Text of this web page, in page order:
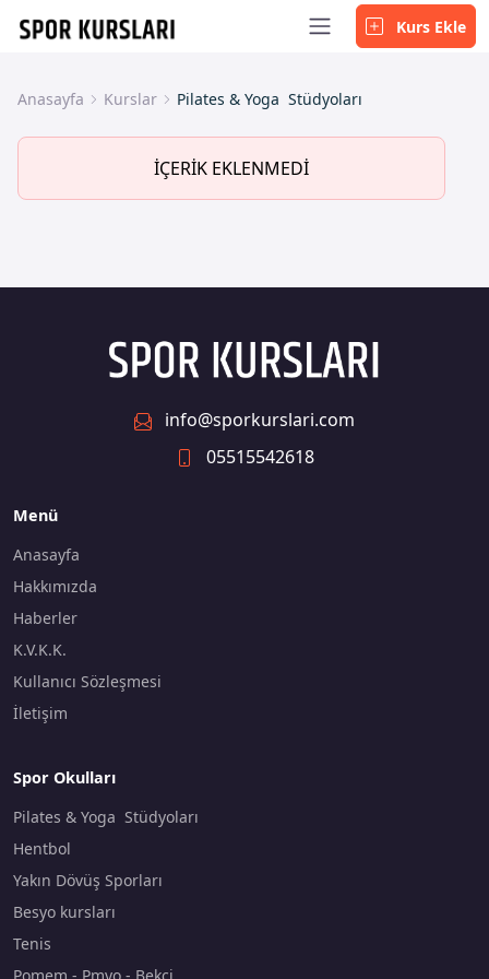
Kurs Ekle
Anasayfa Kurslar Pilates & Yoga Stüdyoları
İÇERİK EKLENMEDİ
info@sporkurslari.com
05515542618
Menü
Anasayfa
Hakkımızda
Haberler
K.V.K.K.
Kullanıcı Sözleşmesi
İletişim
Spor Okulları
Pilates & Yoga Stüdyoları
Hentbol
Yakın Dövüş Sporları
Besyo kursları
Tenis